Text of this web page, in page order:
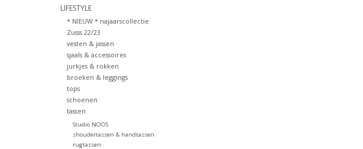
LIFESTYLE
* NIEUW * najaarscollectie
Zusss 22/23
vesten & jassen
sjaals & accessoires
jurkjes & rokken
broeken & leggings
tops
schoenen
tassen
Studio NOOS
shoudertassen & handtassen
rugtassen